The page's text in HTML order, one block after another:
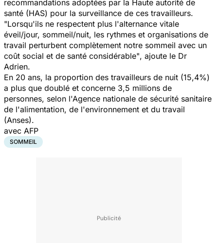
recommandations adoptées par la Haute autorité de
santé (HAS) pour la surveillance de ces travailleurs.
"Lorsqu'ils ne respectent plus l'alternance vitale
éveil/jour, sommeil/nuit, les rythmes et organisations de
travail perturbent complètement notre sommeil avec un
coût social et de santé considérable", ajoute le Dr
Adrien.
En 20 ans, la proportion des travailleurs de nuit (15,4%)
a plus que doublé et concerne 3,5 millions de
personnes, selon l'Agence nationale de sécurité sanitaire
de l'alimentation, de l'environnement et du travail
(Anses).
avec AFP
SOMMEIL